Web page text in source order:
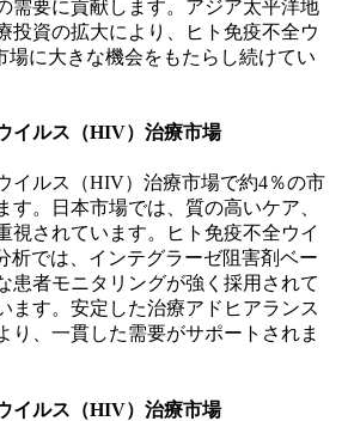
需要に貢献します。アジア太平洋地
投資の拡大により、ヒト免疫不全ウ
場に大きな機会をもたらし続けてい
イルス（HIV）治療市場
イルス（HIV）治療市場で約4％の市
す。日本市場では、質の高いケア、
視されています。ヒト免疫不全ウイ
析では、インテグラーゼ阻害剤ベー
患者モニタリングが強く採用されて
ます。安定した治療アドヒアランス
り、一貫した需要がサポートされま
イルス（HIV）治療市場